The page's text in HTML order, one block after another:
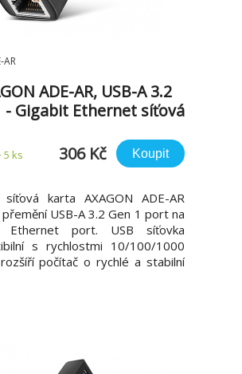
AR
ADE-AR, USB-A 3.2
- Gigabit Ethernet síťová
instal
5 ks 306 Kč Koupit
síťová karta AXAGON ADE-AR
USB-A 3.2 Gen 1 port na
Ethernet port. USB síťovka
s rychlostmi 10/100/1000
počítač o rychlé a stabilní